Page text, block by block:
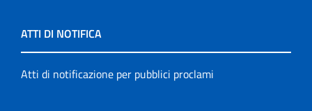
ATTI DI NOTIFICA
Atti di notificazione per pubblici proclami